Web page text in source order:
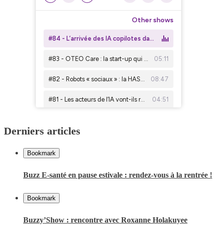
Derniers articles
Bookmark
Buzz E-santé en pause estivale : rendez-vous à la rentrée !
Bookmark
Buzzy’Show : rencontre avec Roxanne Holakuyee